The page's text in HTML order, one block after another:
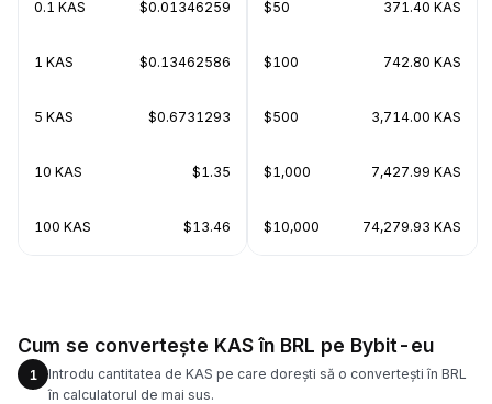
0.1 KAS $0.01346259
1 KAS $0.13462586
5 KAS $0.6731293
10 KAS $1.35
100 KAS $13.46
$50 371.40 KAS
$100 742.80 KAS
$500 3,714.00 KAS
$1,000 7,427.99 KAS
$10,000 74,279.93 KAS
Cum se convertește KAS în BRL pe Bybit-eu
1
Introdu cantitatea de KAS pe care dorești să o convertești în BRL
în calculatorul de mai sus.